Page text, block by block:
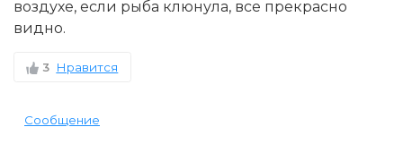
воздухе, если рыба клюнула, все прекрасно
видно.
3 Нравится
Сообщение